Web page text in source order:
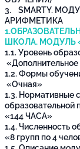
3. SMARTY.
АРИФМЕТИКА
ШКОЛА. МОДУЛЬ
1.1. Уровень
1.2. Формы
«Очная»
1.3. Нормативные
образовательной
«144 ЧАСА»
1.4. Численность
«8 групп по 4